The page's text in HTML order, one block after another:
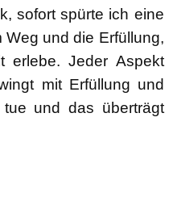
sofort spürte ich eine
und die Erfüllung,
erlebe. Jeder Aspekt
mit Erfüllung und
und das überträgt